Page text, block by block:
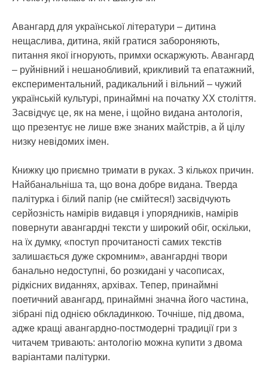
Авангард для української літератури – дитина
нещаслива, дитина, якій гратися забороняють,
питання якої ігнорують, примхи оскаржують. Авангард
– руйнівний і нешанобливий, крикливий та епатажний,
експериментальний, радикальний і вільний – чужий
українській культурі, принаймні на початку ХХ століття.
Засвідчує це, як на мене, і щойно видана антологія,
що презентує не лише вже знаних майстрів, а й цілу
низку невідомих імен.
Книжку цю приємно тримати в руках. З кількох причин.
Найбанальніша та, що вона добре видана. Тверда
палітурка і білий папір (не смійтеся!) засвідчують
серйозність намірів видавця і упорядників, намірів
повернути авангардні тексти у широкий обіг, оскільки,
на їх думку, «поступ прочитаності самих текстів
залишається дуже скромним», авангардні твори
банально недоступні, бо розкидані у часописах,
рідкісних виданнях, архівах. Тепер, принаймні
поетичний авангард, принаймні значна його частина,
зібрані під однією обкладинкою. Точніше, під двома,
адже кращі авангардно-постмодерні традиції гри з
читачем тривають: антологію можна купити з двома
варіантами палітурки.